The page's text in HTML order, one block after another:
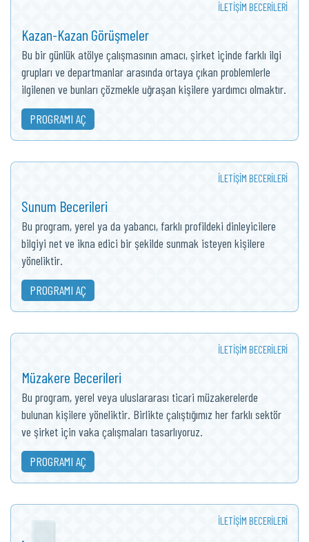
İLETIŞIM BECERILERI
Kazan-Kazan Görüşmeler
Bu bir günlük atölye çalışmasının amacı, şirket içinde farklı ilgi
grupları ve departmanlar arasında ortaya çıkan problemlerle
ilgilenen ve bunları çözmekle uğraşan kişilere yardımcı olmaktır.
PROGRAMI AÇ
İLETIŞIM BECERILERI
Sunum Becerileri
Bu program, yerel ya da yabancı, farklı profildeki dinleyicilere
bilgiyi net ve ikna edici bir şekilde sunmak isteyen kişilere
yöneliktir.
PROGRAMI AÇ
İLETIŞIM BECERILERI
Müzakere Becerileri
Bu program, yerel veya uluslararası ticari müzakerelerde
bulunan kişilere yöneliktir. Birlikte çalıştığımız her farklı sektör
ve şirket için vaka çalışmaları tasarlıyoruz.
PROGRAMI AÇ
İLETIŞIM BECERILERI